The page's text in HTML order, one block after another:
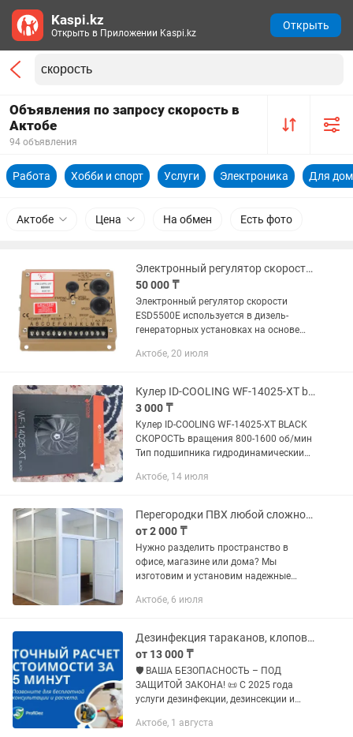
Объявления по запросу скорость в
Актобе
94 объявления
Работа Хобби и спорт Услуги Электроника Для
Актобе Цена На обмен Есть фото
Электронный регулятор скорости ESD5500E
50 000 ₸
Электронный регулятор скорости
ESD5500E используется в дизель-
генераторных установках на основе
встроенного привода управления
электронного...
Актобе, 20 июля
Кулер ID-COOLING WF-14025-XT black скорость вращения
3 000 ₸
Кулер ID-COOLING WF-14025-XT BLACK
СКОРОСТЬ вращения 800-1600 об/мин
Тип подшипника гидродинамическиий
Актобе, 14 июля
Перегородки ПВХ любой сложности, с гарантией
от 2 000 ₸
Нужно разделить пространство в
офисе, магазине или дома? Мы
изготовим и установим надежные
ключ. Поченьу выбирают нас:
наценок...
Актобе, 6 июля
Дезинфекция тараканов, клопов, муравьев, ос. Уничтожение насекомых и грызун
от 13 000 ₸
🛡 ВАША БЕЗОПАСНОСТЬ – ПОД
ЗАЩИТОЙ ЗАКОНА! 📜 С 2025 года
услуги дезинфекции, дезинсекции и
лицензированию. Наша компания
Актобе, 1 августа
Kaspi.kz
Открыть в Приложении Kaspi.kz
Открыть